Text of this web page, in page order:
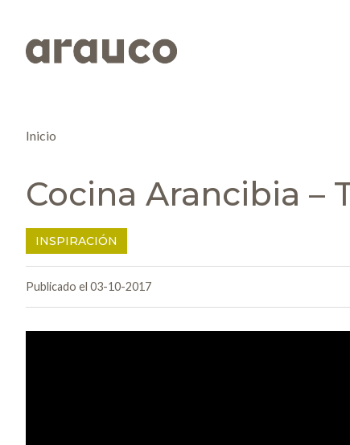
Inicio
Cocina Arancibia –
INSPIRACIÓN
Publicado el 03-10-2017